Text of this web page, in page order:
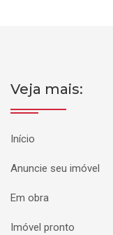
Veja mais:
Início
Anuncie seu imóvel
Em obra
Imóvel pronto